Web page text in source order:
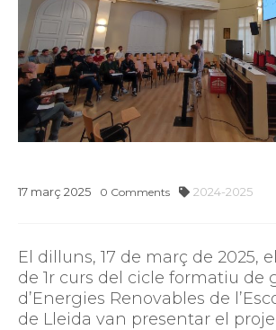
17 març 2025 0 Comments 2024-2025
El dilluns, 17 de març de 2025,
de 1r curs del cicle formatiu de
d’Energies Renovables de
de Lleida van presentar el